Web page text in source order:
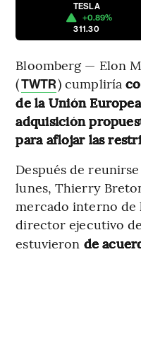
TESLA
+0.89%
311.30
Bloomberg — Elon
(TWTR) cumpliría
de la Unión
adquisición
para aflojar las
Después de
lunes, Thierry
mercado interno de
director ejecutivo
estuvieron de